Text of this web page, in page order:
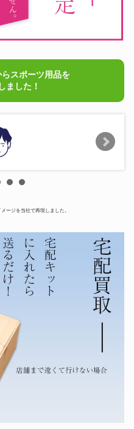
スポーツ用品を
ました！
ージを当社で再現しました。